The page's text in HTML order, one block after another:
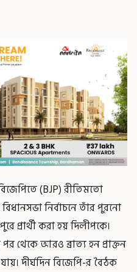
(BJP) রীতিমতো
নির্বাচনে তাঁর পুরনো
প্রার্থী করা হয় দিলীপকে।
পর থেকে আরও ব্রাত্য হন প্রাক্তন
দীর্ঘদিন বিজেপি-র বৈঠক